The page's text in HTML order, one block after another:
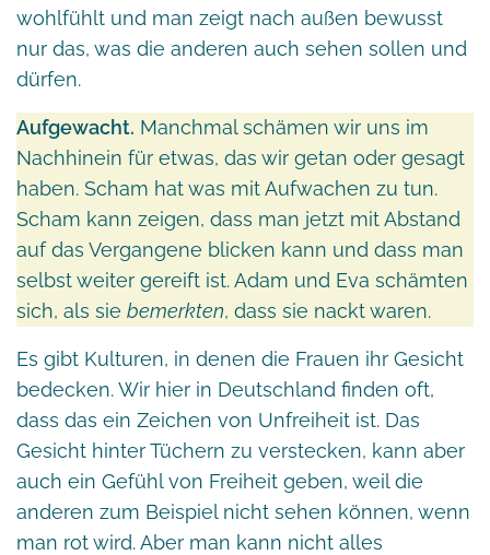
wohlfühlt und man zeigt nach außen bewusst
nur das, was die anderen auch sehen sollen und
dürfen.
Aufgewacht. Manchmal schämen wir uns im
Nachhinein für etwas, das wir getan oder gesagt
haben. Scham hat was mit Aufwachen zu tun.
Scham kann zeigen, dass man jetzt mit Abstand
auf das Vergangene blicken kann und dass man
selbst weiter gereift ist. Adam und Eva schämten
sich, als sie bemerkten, dass sie nackt waren.
Es gibt Kulturen, in denen die Frauen ihr Gesicht
bedecken. Wir hier in Deutschland finden oft,
dass das ein Zeichen von Unfreiheit ist. Das
Gesicht hinter Tüchern zu verstecken, kann aber
auch ein Gefühl von Freiheit geben, weil die
anderen zum Beispiel nicht sehen können, wenn
man rot wird. Aber man kann nicht alles